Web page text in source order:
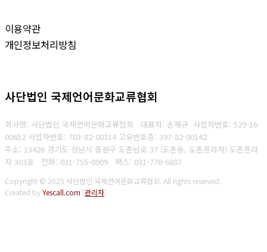
이용약관
개인정보처리방침
사단법인 국제언어문화교류협회
회사명: 사단법인 국제언어문화교류협회 대표자: 손재규 사업자번호: 529-16-
00652 사업자번호: 703-82-00314 고유번호증: 397-82-00142
주소: 13426 경기도 성남시 중원구 도촌남로 37 (도촌동, 도촌프라자) 도촌프라
자 303호 전화: 031-755-0909 팩스: 031-778-6887
Copyright © 2025 사단법인 국제언어문화교류협회. All rights reserved.
Created byYescall.com [관리자]